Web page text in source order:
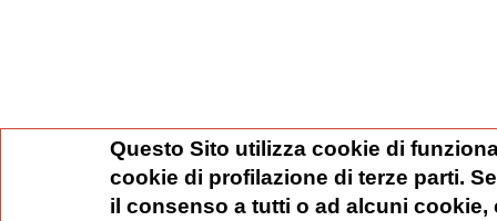
Questo Sito utilizza cookie di
cookie di profilazione di terze parti.
il consenso a tutti o ad alcuni